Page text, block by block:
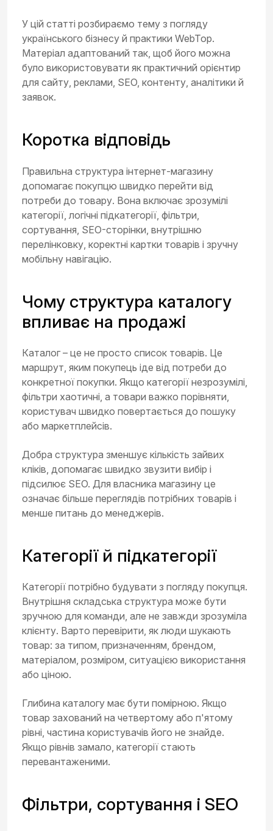
У цій статті розбираємо тему з погляду
українського бізнесу й практики WebTop.
Матеріал адаптований так, щоб його можна
було використовувати як практичний орієнтир
для сайту, реклами, SEO, контенту, аналітики й
заявок.
Коротка відповідь
Правильна структура інтернет-магазину
допомагає покупцю швидко перейти від
потреби до товару. Вона включає зрозумілі
категорії, логічні підкатегорії, фільтри,
сортування, SEO-сторінки, внутрішню
перелінковку, коректні картки товарів і зручну
мобільну навігацію.
Чому структура каталогу
впливає на продажі
Каталог – це не просто список товарів. Це
маршрут, яким покупець іде від потреби до
конкретної покупки. Якщо категорії незрозумілі,
фільтри хаотичні, а товари важко порівняти,
користувач швидко повертається до пошуку
або маркетплейсів.
Добра структура зменшує кількість зайвих
кліків, допомагає швидко звузити вибір і
підсилює SEO. Для власника магазину це
означає більше переглядів потрібних товарів і
менше питань до менеджерів.
Категорії й підкатегорії
Категорії потрібно будувати з погляду покупця.
Внутрішня складська структура може бути
зручною для команди, але не завжди зрозуміла
клієнту. Варто перевірити, як люди шукають
товар: за типом, призначенням, брендом,
матеріалом, розміром, ситуацією використання
або ціною.
Глибина каталогу має бути помірною. Якщо
товар захований на четвертому або п'ятому
рівні, частина користувачів його не знайде.
Якщо рівнів замало, категорії стають
перевантаженими.
Фільтри, сортування і SEO